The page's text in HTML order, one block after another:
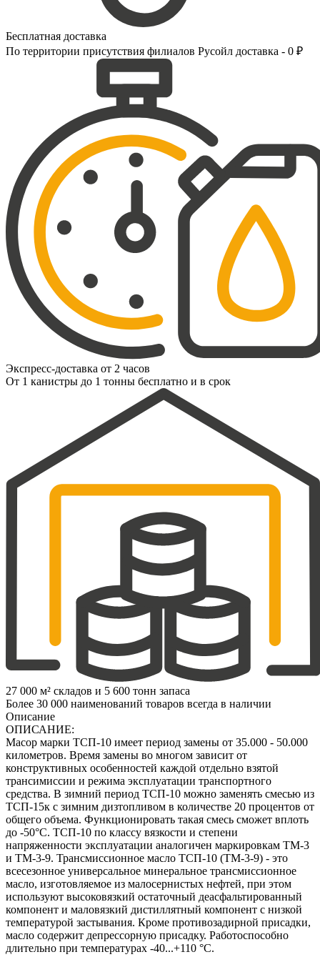
Бесплатная доставка
По территории присутствия филиалов Русойл доставка - 0 ₽
Экспресс-доставка от 2 часов
От 1 канистры до 1 тонны бесплатно и в срок
27 000 м² складов и 5 600 тонн запаса
Более 30 000 наименований товаров всегда в наличии
Описание
ОПИСАНИЕ:
Масор марки ТСП-10 имеет период замены от 35.000 - 50.000
километров. Время замены во многом зависит от
конструктивных особенностей каждой отдельно взятой
трансимиссии и режима эксплуатации транспортного
средства. В зимний период ТСП-10 можно заменять смесью из
ТСП-15к с зимним дизтопливом в количестве 20 процентов от
общего объема. Функционировать такая смесь сможет вплоть
до -50°С. ТСП-10 по классу вязкости и степени
напряженности эксплуатации аналогичен маркировкам ТМ-3
и ТМ-3-9. Трансмиссионное масло ТСП-10 (ТМ-3-9) - это
всесезонное универсальное минеральное трансмиссионное
масло, изготовляемое из малосернистых нефтей, при этом
используют высоковязкий остаточный деасфальтированный
компонент и маловязкий дистиллятный компонент с низкой
температурой застывания. Кроме противозадирной присадки,
масло содержит депрессорную присадку. Работоспособно
длительно при температурах -40...+110 °С.